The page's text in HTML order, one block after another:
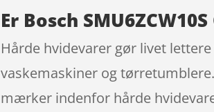
Er Bosch
Hårde hvidevarer gør livet
vaskemaskiner og
mærker indenfor hårde